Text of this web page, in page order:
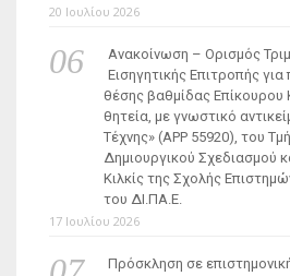
20 Ιουλίου 2026
Ανακοίνωση – Ορισμός
Εισηγητικής Επιτροπής
θέσης βαθμίδας Επίκουρου
θητεία, με γνωστικό
Τέχνης» (ΑΡΡ 55920), του
Δημιουργικού Σχεδιασμού
Κιλκίς της Σχολής
του ΔΙ.ΠΑ.Ε.
17 Ιουλίου 2026
Πρόσκληση σε